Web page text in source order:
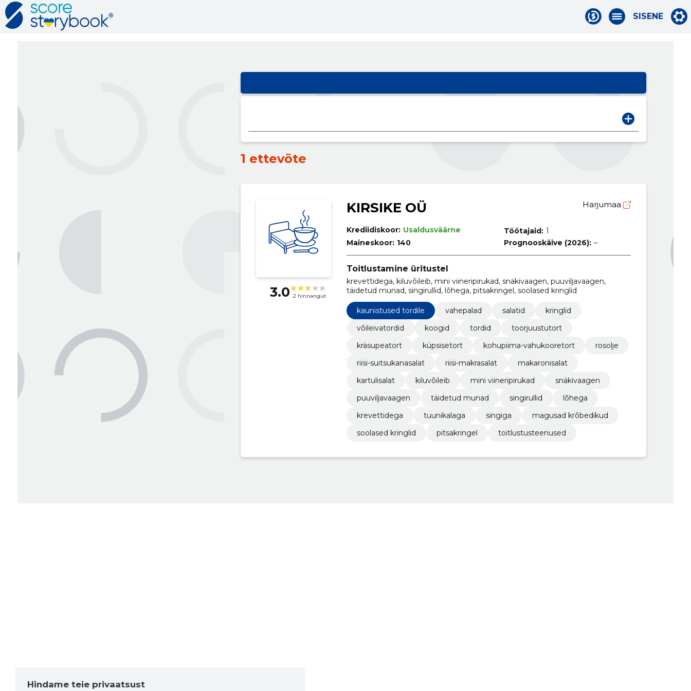
SISENE
1 ettevõte
3.0 2 hinnangut
KIRSIKE OÜ Harjumaa
Krediidiskoor: Usaldusväärne
Maineskoor: 140
Töötajaid: 1
Prognooskäive (2026): –
Toitlustamine üritustel
krevettidega, kiluvõileib, mini viineripirukad, snäkivaagen, puuviljavaagen,
täidetud munad, singirullid, lõhega, pitsakringel, soolased kringlid
kaunistused tordile vahepalad salatid
kringlid
võileivatordid
koogid tordid
toorjuustutort
kräsupeatort
küpsisetort kohupiima-vahukooretort
rosolje
riisi-suitsukanasalat
riisi-makrasalat
makaronisalat
kartulisalat
kiluvõileib mini viineripirukad
snäkivaagen
puuviljavaagen
täidetud munad singirullid
lõhega
krevettidega
tuunikalaga singiga
magusad krõbedikud
soolased kringlid
pitsakringel toitlustusteenused
Hindame teie privaatsust